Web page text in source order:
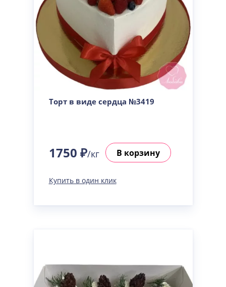
Торт в виде сердца №3419
1750 ₽/кг В корзину
Купить в один клик